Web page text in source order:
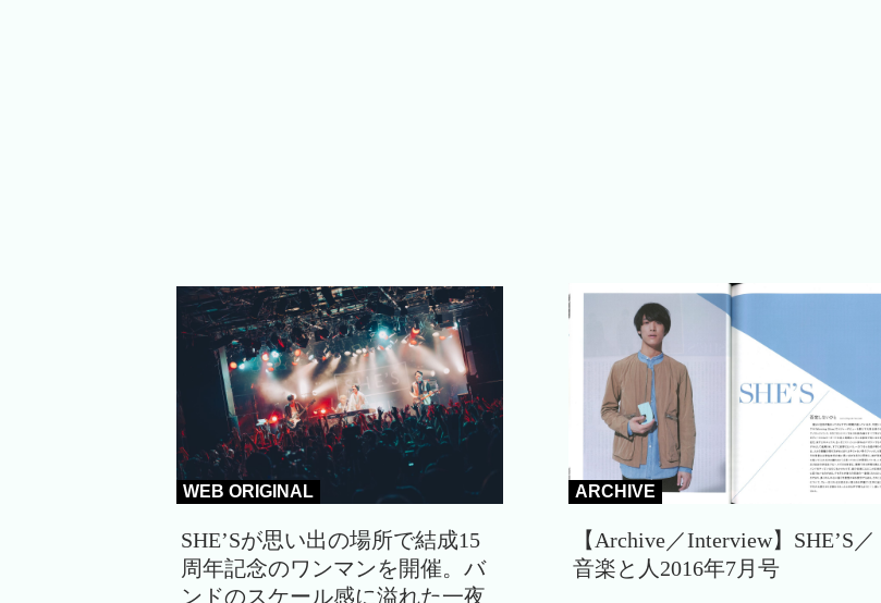
WEB ORIGINAL
SHE’Sが思い出の場所で結成15
周年記念のワンマンを開催。バ
ンドのスケール感に溢れた一夜
ARCHIVE
【Archive／Interview】SHE’S／
音楽と人2016年7月号